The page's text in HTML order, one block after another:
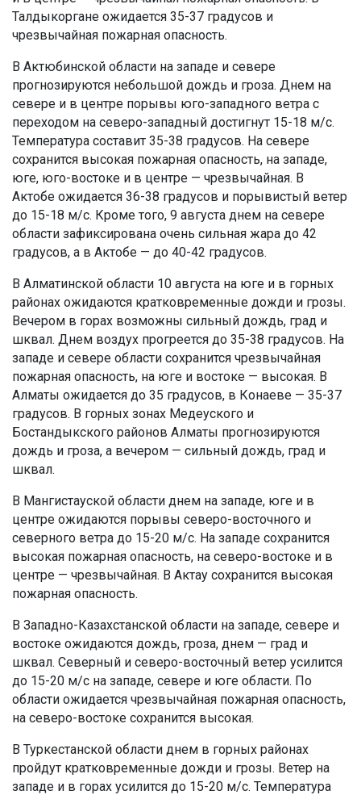
Талдыкоргане ожидается 35-37 градусов и
чрезвычайная пожарная опасность.
В Актюбинской области на западе и севере
прогнозируются небольшой дождь и гроза. Днем на
севере и в центре порывы юго-западного ветра с
переходом на северо-западный достигнут 15-18 м/с.
Температура составит 35-38 градусов. На севере
сохранится высокая пожарная опасность, на западе,
юге, юго-востоке и в центре — чрезвычайная. В
Актобе ожидается 36-38 градусов и порывистый ветер
до 15-18 м/с. Кроме того, 9 августа днем на севере
области зафиксирована очень сильная жара до 42
градусов, а в Актобе — до 40-42 градусов.
В Алматинской области 10 августа на юге и в горных
районах ожидаются кратковременные дожди и грозы.
Вечером в горах возможны сильный дождь, град и
шквал. Днем воздух прогреется до 35-38 градусов. На
западе и севере области сохранится чрезвычайная
пожарная опасность, на юге и востоке — высокая. В
Алматы ожидается до 35 градусов, в Конаеве — 35-37
градусов. В горных зонах Медеуского и
Бостандыкского районов Алматы прогнозируются
дождь и гроза, а вечером — сильный дождь, град и
шквал.
В Мангистауской области днем на западе, юге и в
центре ожидаются порывы северо-восточного и
северного ветра до 15-20 м/с. На западе сохранится
высокая пожарная опасность, на северо-востоке и в
центре — чрезвычайная. В Актау сохранится высокая
пожарная опасность.
В Западно-Казахстанской области на западе, севере и
востоке ожидаются дождь, гроза, днем — град и
шквал. Северный и северо-восточный ветер усилится
до 15-20 м/с на западе, севере и юге области. По
области ожидается чрезвычайная пожарная опасность,
на северо-востоке сохранится высокая.
В Туркестанской области днем в горных районах
пройдут кратковременные дожди и грозы. Ветер на
западе и в горах усилится до 15-20 м/с. Температура